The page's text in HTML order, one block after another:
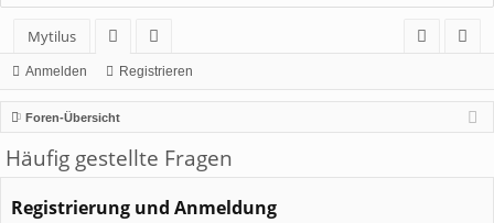
Mytilus
or
en
itg
lie
de
r
m
el
de
ist
rie
re
Anmelden Registrieren
Foren-Übersicht
Häufig gestellte Fragen
Registrierung und Anmeldung